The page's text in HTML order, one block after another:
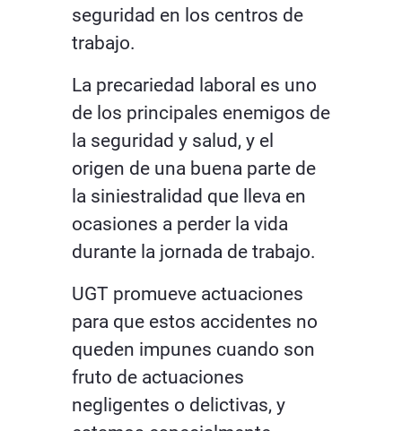
seguridad en los centros de
trabajo.
La precariedad laboral es uno
de los principales enemigos de
la seguridad y salud, y el
origen de una buena parte de
la siniestralidad que lleva en
ocasiones a perder la vida
durante la jornada de trabajo.
UGT promueve actuaciones
para que estos accidentes no
queden impunes cuando son
fruto de actuaciones
negligentes o delictivas, y